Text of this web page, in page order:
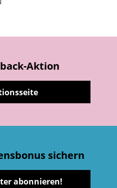
Aktion
sichern
abonnieren!